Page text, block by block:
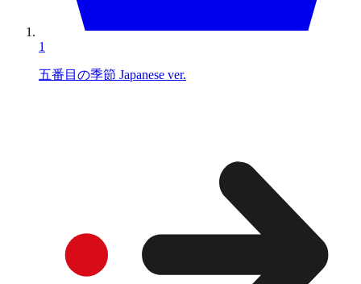
1
五番目の季節 Japanese ver.